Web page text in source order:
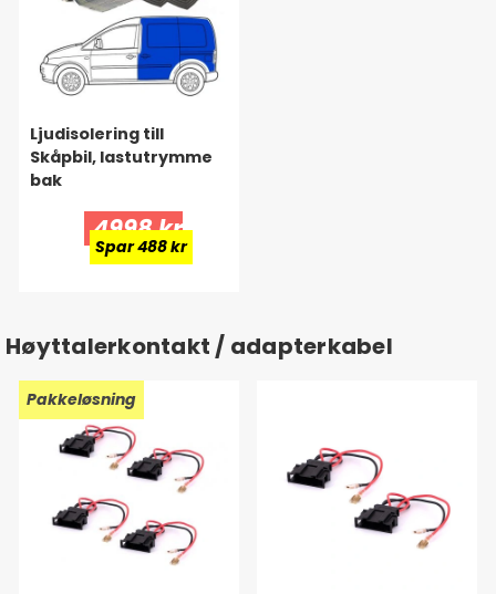
Ljudisolering till
Skåpbil, lastutrymme
bak
4998 kr
Spar 488 kr
Høyttalerkontakt / adapterkabel
Pakkeløsning